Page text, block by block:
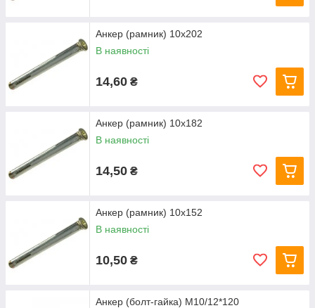
Анкер (рамник) 10х202
В наявності
14,60 ₴
Анкер (рамник) 10х182
В наявності
14,50 ₴
Анкер (рамник) 10х152
В наявності
10,50 ₴
Анкер (болт-гайка) М10/12*120